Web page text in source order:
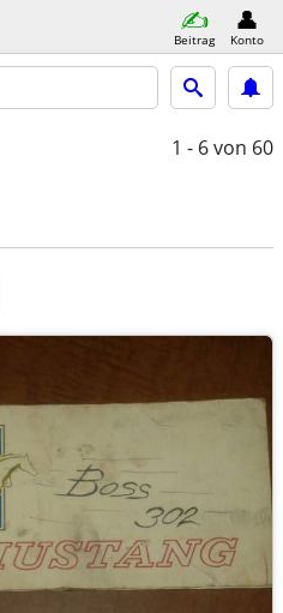
Beitrag Konto
1 - 6von 60